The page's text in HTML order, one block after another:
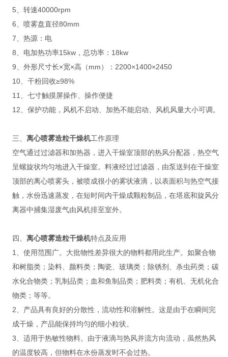
5、转速40000rpm
6、喷雾盘直径80mm
7、热源：电
8、电加热功率15kw，总功率：18kw
9、外形尺寸长×宽×高（mm）：2200×1400×2450
10、干粉回收≥98%
11、七寸触摸屏操作、操作便捷
12、保护功能，风机不启动、加热不能启动、风机风量大小可调。
三、 离心喷雾造粒干燥机工作原理
空气通过过滤器和加热器，进入干燥室顶部的热风分配器，热空气
呈螺旋状均匀地进入干燥室。料液经过过滤器，由泵送到在干燥室
顶部的离心喷雾头，被喷成很小的雾状液滴，以表面积与热空气接
触，水份迅速蒸发，在短时间内干燥成颗粒制品，在塔底和旋风分
离器中捕集湿废气由风机排至室外。
四、 离心喷雾造粒干燥机特点及应用
1、 使用范围广。大批物性差异很大的物料都用此生产。如聚合物
和树脂类；染料、颜料类；陶瓷、玻璃类；除锈剂、杀虫药类；碳
水化合物类；乳制品类；血和鱼制品类；肥料类；有机、无机化合
物类；等等。
2、 产品具有良好的分散性，流动性和溶解性。这是由于在瞬间完
成干燥，产品能保持均匀的细小粒状。
3、 适用于热敏性物料。由于液滴与热风并流方向流动，虽然热风
的温度较高，但物料在水份蒸发时不会过热。